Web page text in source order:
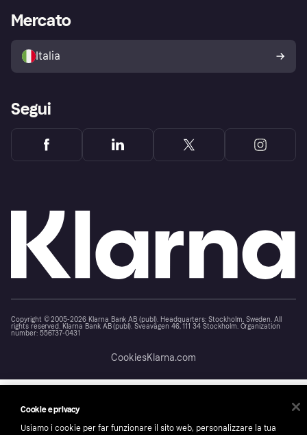
Esplora i negozi
Politica di protezione
dell'acquirente Klarna
Accesso aziende
Mercato
Italia
Segui
Copyright © 2005-2026 Klarna Bank AB (publ). Headquarters: Stockholm, Sweden. All
rights reserved. Klarna Bank AB (publ). Sveavägen 46, 111 34 Stockholm. Organization
number: 556737-0431
CookiesKlarna.com
Cookie e privacy
Usiamo i cookie per far funzionare il sito web, personalizzare la tua